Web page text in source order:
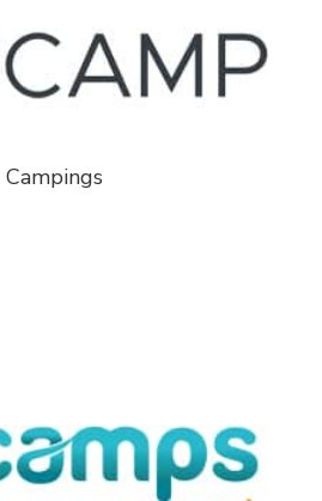
Campings